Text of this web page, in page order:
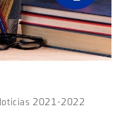
2021-2022